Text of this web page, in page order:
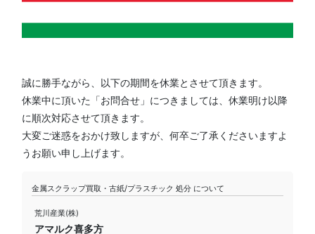
誠に勝手ながら、以下の期間を休業とさせて頂きます。
休業中に頂いた「お問合せ」につきましては、休業明け以降
に順次対応させて頂きます。
大変ご迷惑をおかけ致しますが、何卒ご了承くださいますよ
うお願い申し上げます。
金属スクラップ買取・古紙/プラスチック 処分 について
荒川産業(株)
アマルク喜多方